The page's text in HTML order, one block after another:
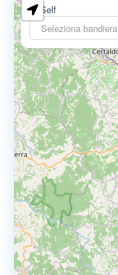
Self
Seleziona bandiera
3